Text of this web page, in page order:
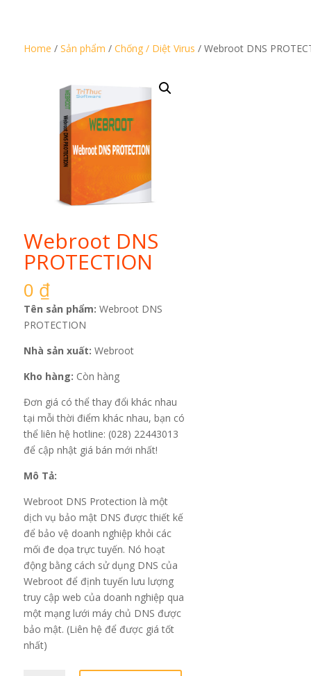
Home / Sản phẩm / Chống / Diệt Virus / Webroot DNS
Webroot DNS
PROTECTION
0 ₫
Tên sản phẩm: Webroot DNS
PROTECTION
Nhà sản xuất: Webroot
Kho hàng: Còn hàng
Đơn giá có thể thay đổi khác nhau
tại mỗi thời điểm khác nhau, bạn có
thể liên hệ hotline: (028) 22443013
để cập nhật giá bán mới nhất!
Mô Tả:
Webroot DNS Protection là một
dịch vụ bảo mật DNS được thiết kế
để bảo vệ doanh nghiệp khỏi các
mối đe dọa trực tuyến. Nó hoạt
động bằng cách sử dụng DNS của
Webroot để định tuyến lưu lượng
truy cập web của doanh nghiệp qua
một mạng lưới máy chủ DNS được
bảo mật. (Liên hệ để được giá tốt
nhất)